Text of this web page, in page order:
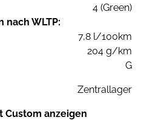
4 (Green)
nach WLTP:
7,8 l/100km
204 g/km
G
Zentrallager
Custom anzeigen